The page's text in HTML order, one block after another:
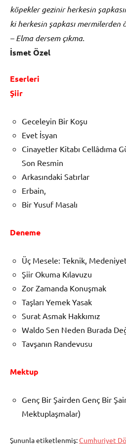
köpekler gezinir herkesin
ki herkesin şapkası mermilerden
– Elma dersem çıkma.
İsmet Özel
Eserleri
Şiir
Geceleyin Bir Koşu
Evet İsyan
Cinayetler Kitabı Cellâdıma
Son Resmin
Arkasındaki Satırlar
Erbain,
Bir Yusuf Masalı
Deneme
Üç Mesele: Teknik,
Şiir Okuma Kılavuzu
Zor Zamanda Konuşmak
Taşları Yemek Yasak
Surat Asmak Hakkımız
Waldo Sen Neden Burada
Tavşanın Randevusu
Mektup
Genç Bir Şairden Genç Bir
Mektuplaşmalar)
Şununla etiketlenmiş:Cumhuriyet